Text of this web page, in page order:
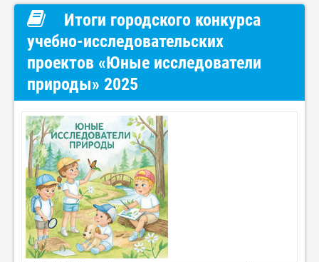
Итоги городского конкурса
учебно-исследовательских
проектов «Юные исследователи
природы» 2025